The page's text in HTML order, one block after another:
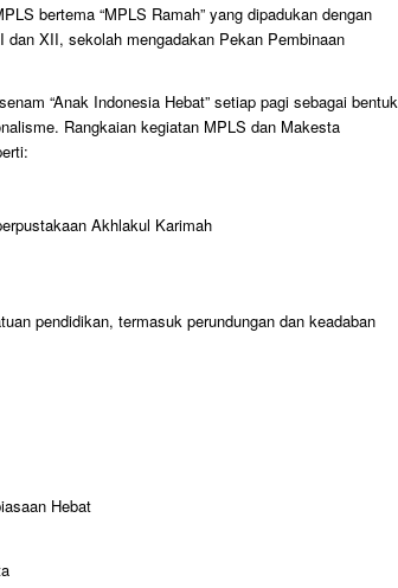
bertema “MPLS Ramah” yang dipadukan dengan
XII, sekolah mengadakan Pekan Pembinaan
“Anak Indonesia Hebat” setiap pagi sebagai bentuk
Rangkaian kegiatan MPLS dan Makesta
Akhlakul Karimah
pendidikan, termasuk perundungan dan keadaban
Hebat